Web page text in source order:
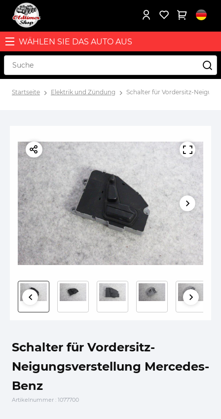
WÄHLEN SIE DAS AUTO AUS
Startseite Elektrik und Zündung Schalter für Vordersitz-
Schalter für Vordersitz-
Neigungsverstellung Mercedes-
Benz
Artikelnummer : 1077700